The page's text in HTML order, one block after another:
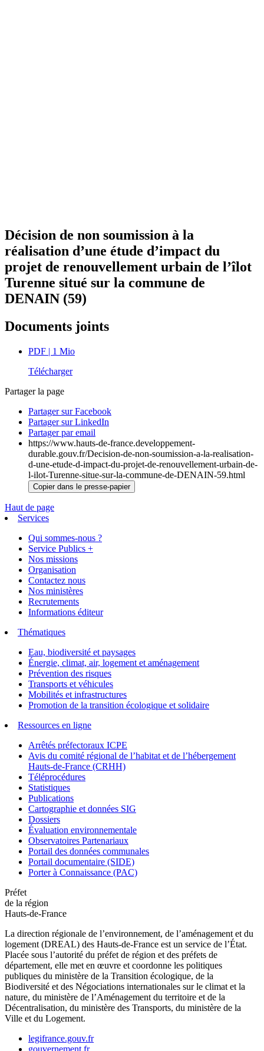
Décision de non soumission à la
réalisation d’une étude d’impact du
projet de renouvellement urbain de l’îlot
Turenne situé sur la commune de
DENAIN (59)
Documents joints
PDF | 1 Mio
Télécharger
Partager la page
Partager sur Facebook
Partager sur LinkedIn
Partager par email
https://www.hauts-de-france.developpement-
durable.gouv.fr/Decision-de-non-soumission-a-la-realisation-
d-une-etude-d-impact-du-projet-de-renouvellement-urbain-de-
l-ilot-Turenne-situe-sur-la-commune-de-DENAIN-59.html
Copier dans le presse-papier
Haut de page
Services
Qui sommes-nous ?
Service Publics +
Nos missions
Organisation
Contactez nous
Nos ministères
Recrutements
Informations éditeur
Thématiques
Eau, biodiversité et paysages
Énergie, climat, air, logement et aménagement
Prévention des risques
Transports et véhicules
Mobilités et infrastructures
Promotion de la transition écologique et solidaire
Ressources en ligne
Arrêtés préfectoraux ICPE
Avis du comité régional de l’habitat et de l’hébergement
Hauts-de-France (CRHH)
Téléprocédures
Statistiques
Publications
Cartographie et données SIG
Dossiers
Évaluation environnementale
Observatoires Partenariaux
Portail des données communales
Portail documentaire (SIDE)
Porter à Connaissance (PAC)
Préfet
de la région
Hauts-de-France
La direction régionale de l’environnement, de l’aménagement et du
logement (DREAL) des Hauts-de-France est un service de l’État.
Placée sous l’autorité du préfet de région et des préfets de
département, elle met en œuvre et coordonne les politiques
publiques du ministère de la Transition écologique, de la
Biodiversité et des Négociations internationales sur le climat et la
nature, du ministère de l’Aménagement du territoire et de la
Décentralisation, du ministère des Transports, du ministère de la
Ville et du Logement.
legifrance.gouv.fr
gouvernement.fr